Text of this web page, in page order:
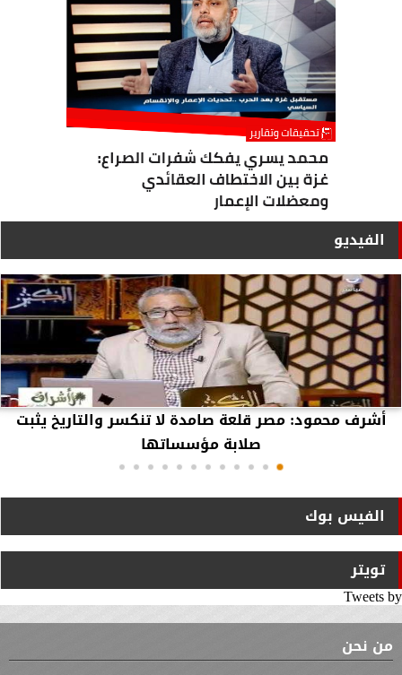
الفيديو
أشرف محمود: مصر قلعة صامدة لا تنكسر والتاريخ يثبت
صلابة مؤسساتها
الفيس بوك
تويتر
Tweets by
من نحن